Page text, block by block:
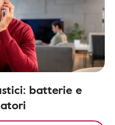
batterie e